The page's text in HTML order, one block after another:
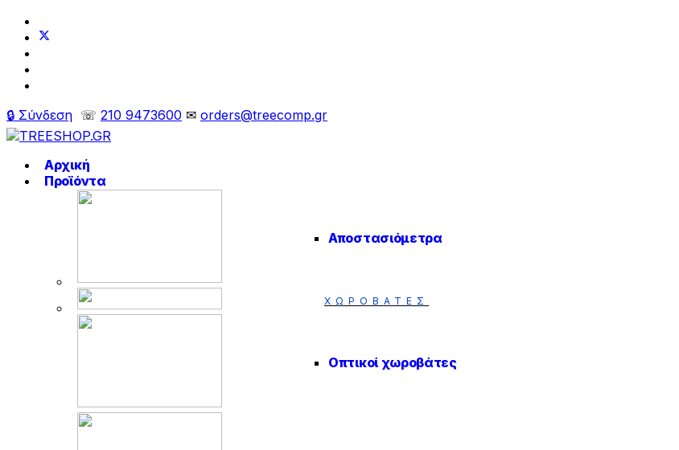
🔒 Σύνδεση ☏ 210 9473600 ✉ orders@treecomp.gr
Αρχική
Προϊόντα
Αποστασιόμετρα
ΧΩΡΟΒΑΤΕΣ
Οπτικοί χωροβάτες